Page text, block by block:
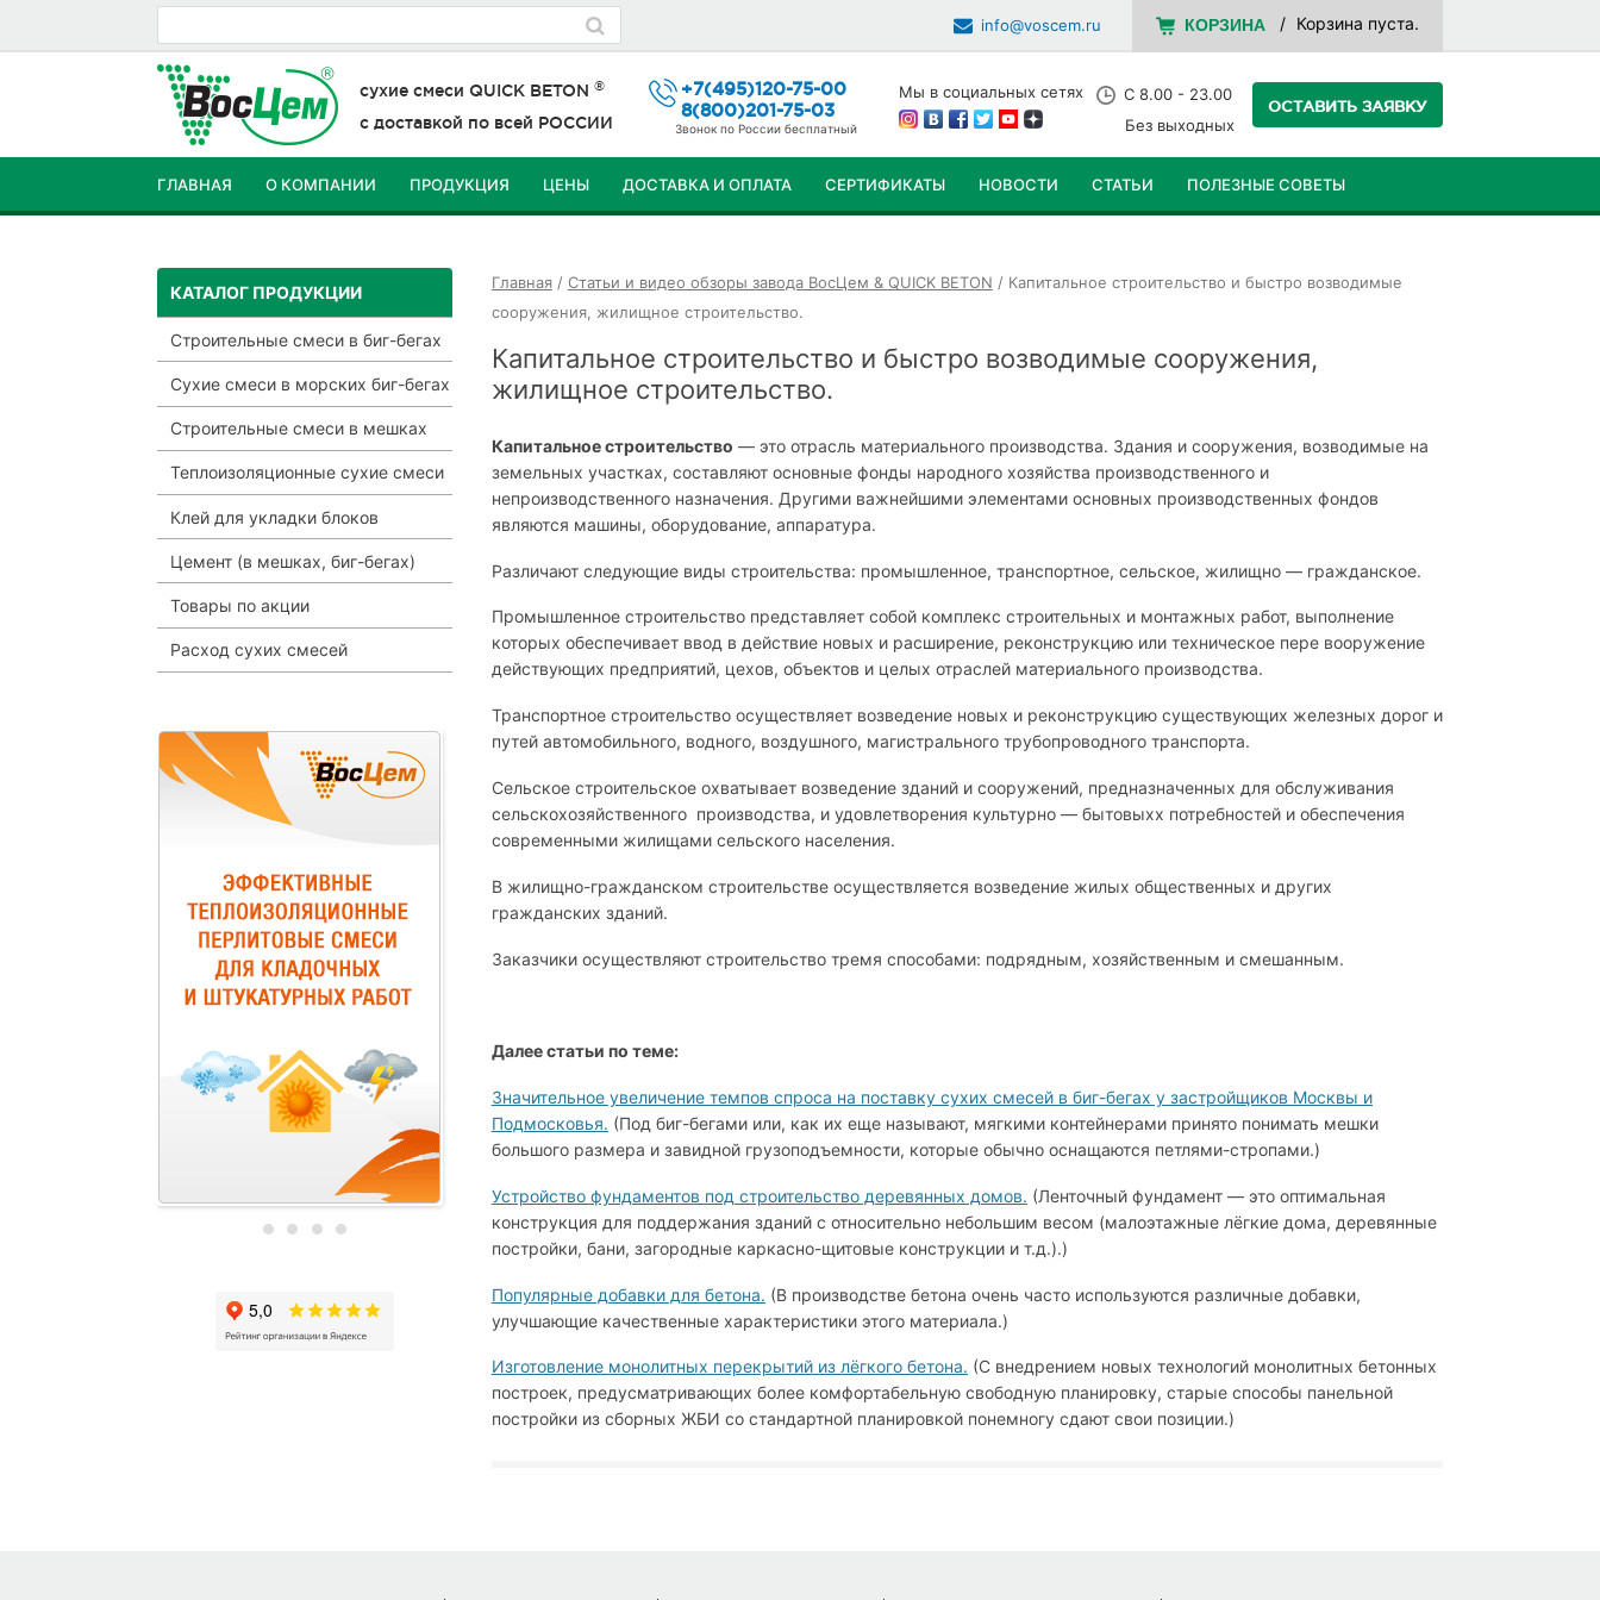
info@voscem.ru КОРЗИНА Корзина пуста.
сухие смеси QUICK BETON ®
с доставкой по всей РОССИИ
+7(495)120-75-00
8(800)201-75-03
Звонок по России бесплатный
Мы в социальных сетях
С 8.00 - 23.00
Без выходных
ОСТАВИТЬ ЗАЯВКУ
ПЕРЕЙТИ
ГЛАВНАЯ О КОМПАНИИ ПРОДУКЦИЯ ЦЕНЫ ДОСТАВКА И ОПЛАТА СЕРТИФИКАТЫ НОВОСТИ СТАТЬИ ПОЛЕЗНЫЕ СОВЕТЫ
Главная/ Статьи и видео обзоры завода ВосЦем & QUICK BETON / Капитальное строительство и быстро возводимые
сооружения, жилищное строительство.
Капитальное строительство и быстро возводимые сооружения,
жилищное строительство.
Капитальное строительство — это отрасль материального производства. Здания и сооружения, возводимые на
земельных участках, составляют основные фонды народного хозяйства производственного и
непроизводственного назначения. Другими важнейшими элементами основных производственных фондов
являются машины, оборудование, аппаратура.
Различают следующие виды строительства: промышленное, транспортное, сельское, жилищно — гражданское.
Промышленное строительство представляет собой комплекс строительных и монтажных работ, выполнение
которых обеспечивает ввод в действие новых и расширение, реконструкцию или техническое пере вооружение
действующих предприятий, цехов, объектов и целых отраслей материального производства.
Транспортное строительство осуществляет возведение новых и реконструкцию существующих железных дорог и
путей автомобильного, водного, воздушного, магистрального трубопроводного транспорта.
Сельское строительское охватывает возведение зданий и сооружений, предназначенных для обслуживания
сельскохозяйственного производства, и удовлетворения культурно — бытовыхx потребностей и обеспечения
современными жилищами сельского населения.
В жилищно-гражданском строительстве осуществляется возведение жилых общественных и других
гражданских зданий.
Заказчики осуществляют строительство тремя способами: подрядным, хозяйственным и смешанным.
Далее статьи по теме:
Значительное увеличение темпов спроса на поставку сухих смесей в биг-бегах у застройщиков Москвы и
Подмосковья. (Под биг-бегами или, как их еще называют, мягкими контейнерами принято понимать мешки
большого размера и завидной грузоподъемности, которые обычно оснащаются петлями-стропами.)
Устройство фундаментов под строительство деревянных домов. (Ленточный фундамент — это оптимальная
конструкция для поддержания зданий с относительно небольшим весом (малоэтажные лёгкие дома, деревянные
постройки, бани, загородные каркасно-щитовые конструкции и т.д.).)
Популярные добавки для бетона. (В производстве бетона очень часто используются различные добавки,
улучшающие качественные характеристики этого материала.)
Изготовление монолитных перекрытий из лёгкого бетона. (С внедрением новых технологий монолитных бетонных
построек, предусматривающих более комфортабельную свободную планировку, старые способы панельной
постройки из сборных ЖБИ со стандартной планировкой понемногу сдают свои позиции.)
КАТАЛОГ ПРОДУКЦИИ
Строительные смеси в биг-бегах
Сухие смеси в морских биг-бегах
Строительные смеси в мешках
Теплоизоляционные сухие смеси
Клей для укладки блоков
Цемент (в мешках, биг-бегах)
Товары по акции
Расход сухих смесей